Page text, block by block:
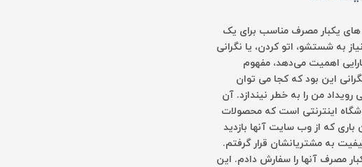
های یکبار مصرف مناسب برای یک
به شستشو، اتو کردن، یا نگرانی
اهمیت می‌دهد، مفهوم
این بود که کجا می توان
من را به خطر نیندازد. آن
اینترنتی است که محصولات
که از وب سایت آنها بازدید
به مشتریانشان قرار گرفتم.
مصرف آنها را سفارش دادم. این